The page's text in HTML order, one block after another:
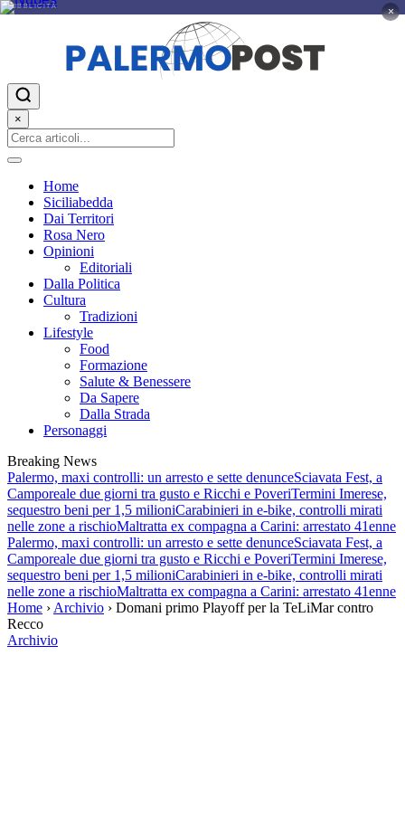
PUBBLICITÀ ×
×
Home
Siciliabedda
Dai Territori
Rosa Nero
Opinioni
Editoriali
Dalla Politica
Cultura
Tradizioni
Lifestyle
Food
Formazione
Salute & Benessere
Da Sapere
Dalla Strada
Personaggi
Breaking News
Palermo, maxi controlli: un arresto e sette denunceSciavata Fest, a
Camporeale due giorni tra gusto e Ricchi e PoveriTermini Imerese,
sequestro beni per 1,5 milioniCarabinieri in e-bike, controlli mirati
nelle zone a rischioMaltratta ex compagna a Carini: arrestato 41enne
Palermo, maxi controlli: un arresto e sette denunceSciavata Fest, a
Camporeale due giorni tra gusto e Ricchi e PoveriTermini Imerese,
sequestro beni per 1,5 milioniCarabinieri in e-bike, controlli mirati
nelle zone a rischioMaltratta ex compagna a Carini: arrestato 41enne
Home › Archivio › Domani primo Playoff per la TeLiMar contro
Recco
Archivio